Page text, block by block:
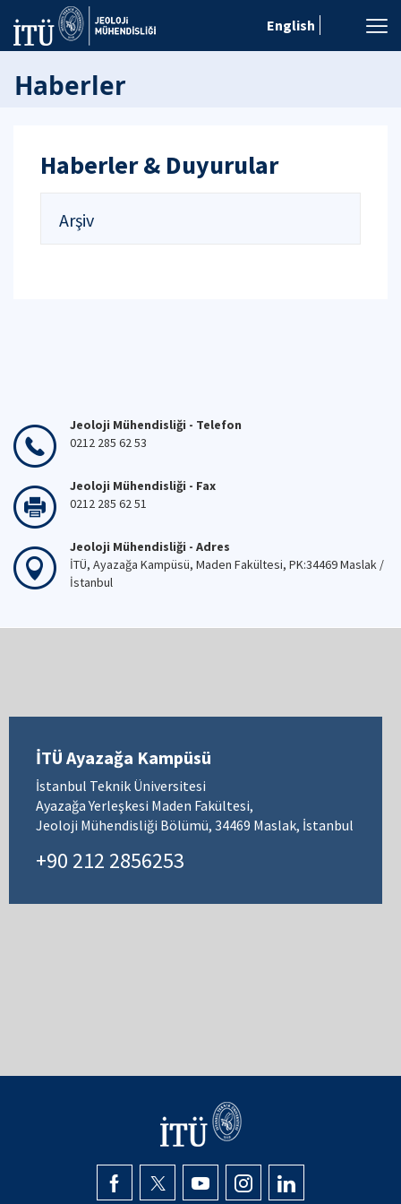
English
Haberler
Haberler & Duyurular
Arşiv
Jeoloji Mühendisliği - Telefon
0212 285 62 53
Jeoloji Mühendisliği - Fax
0212 285 62 51
Jeoloji Mühendisliği - Adres
İTÜ, Ayazağa Kampüsü, Maden Fakültesi, PK:34469 Maslak /
İstanbul
İTÜ Ayazağa Kampüsü
İstanbul Teknik Üniversitesi
Ayazağa Yerleşkesi Maden Fakültesi,
Jeoloji Mühendisliği Bölümü, 34469 Maslak, İstanbul
+90 212 2856253